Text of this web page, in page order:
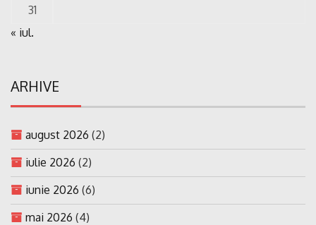
31
« iul.
ARHIVE
august 2026 (2)
iulie 2026 (2)
iunie 2026 (6)
mai 2026 (4)